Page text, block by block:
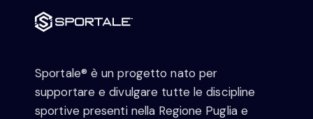
Sportale® è un progetto nato per
supportare e divulgare tutte le discipline
sportive presenti nella Regione Puglia e